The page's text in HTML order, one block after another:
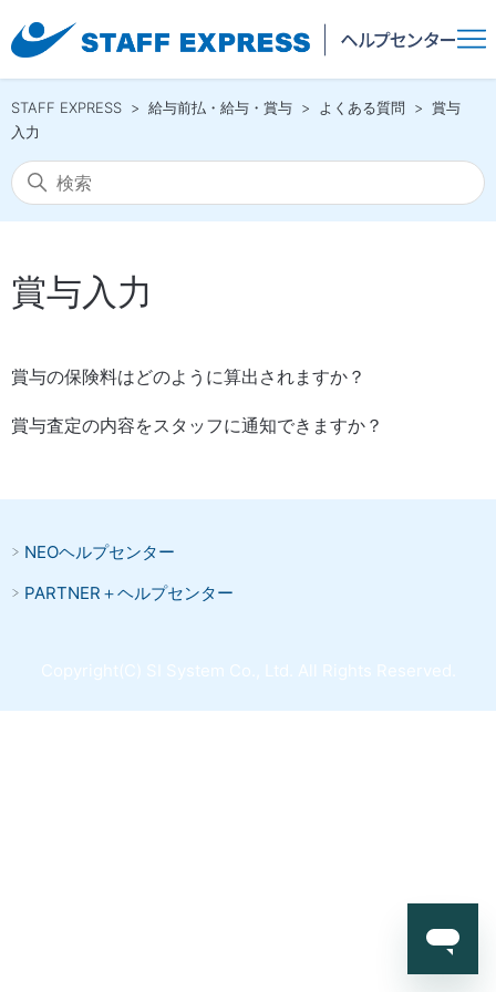
STAFF EXPRESS 給与前払・給与・賞与 よくある質問
賞与
入力
賞与入力
賞与の保険料はどのように算出されますか？
賞与査定の内容をスタッフに通知できますか？
NEOヘルプセンター
PARTNER＋ヘルプセンター
Copyright(C) SI System Co., Ltd. All Rights Reserved.